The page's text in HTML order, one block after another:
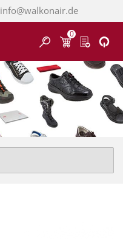
info@walkonair.de
Finden
0